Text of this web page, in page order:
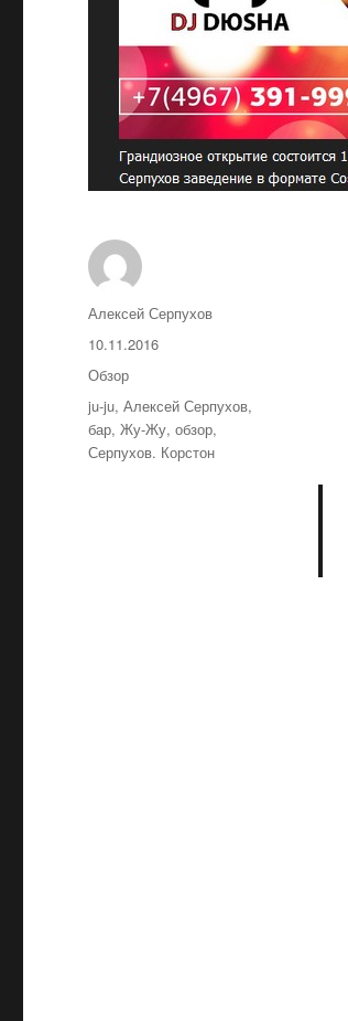
Автор
Алексей Серпухов
Опубликовано
10.11.2016
Рубрики
Обзор
Метки
ju-ju,Алексей Серпухов,
бар,Жу-Жу,обзор,
Серпухов. Корстон